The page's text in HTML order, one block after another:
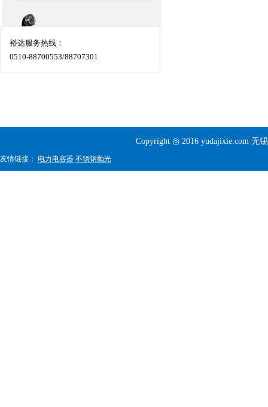
裕达服务热线：
0510-88700553/88707301
Copyright ◎ 2016 yudajixie.com 无
友情链接： 电力电容器 不锈钢抛光